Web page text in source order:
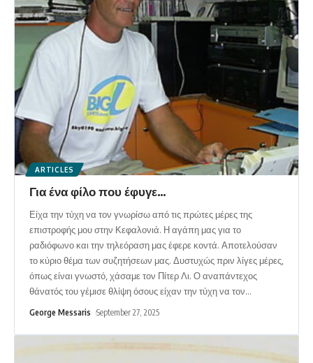
ARTICLES
Για ένα φίλο που έφυγε…
Είχα την τύχη να τον γνωρίσω από τις πρώτες μέρες της
επιστροφής μου στην Κεφαλονιά. Η αγάπη μας για το
ραδιόφωνο και την τηλεόραση μας έφερε κοντά. Αποτελούσαν
το κύριο θέμα των συζητήσεων μας. Δυστυχώς πριν λίγες μέρες,
όπως είναι γνωστό, χάσαμε τον Πίτερ Λι. Ο αναπάντεχος
θάνατός του γέμισε θλίψη όσους είχαν την τύχη να τον…
George Messaris September 27, 2025